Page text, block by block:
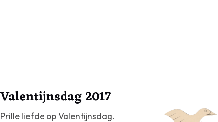
Valentijnsdag 2017
Prille liefde op Valentijnsdag.